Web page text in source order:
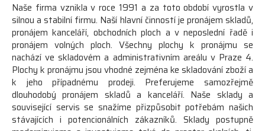
Naše firma vznikla v roce 1991 a za toto období vyrostla v
silnou a stabilní firmu. Naší hlavní činností je pronájem skladů,
pronájem kanceláří, obchodních ploch a v neposlední řadě i
pronájem volných ploch. Všechny plochy k pronájmu se
nachází ve skladovém a administrativním areálu v Praze 4.
Plochy k pronájmu jsou vhodné zejména ke skladování zboží a
k jeho případnému prodeji. Preferujeme samozřejmě
dlouhodobý pronájem skladů a kanceláří. Naše sklady a
související servis se snažíme přizpůsobit potřebám našich
stávajících i potencionálních zákazníků. Sklady postupně